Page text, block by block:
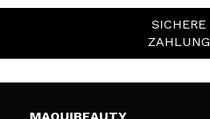
SICHERE
ZAHLUNG